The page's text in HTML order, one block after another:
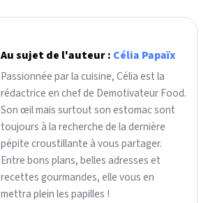
Au sujet de l'auteur : Célia Papaïx
Passionnée par la cuisine, Célia est la
rédactrice en chef de Demotivateur Food.
Son œil mais surtout son estomac sont
toujours à la recherche de la dernière
pépite croustillante à vous partager.
Entre bons plans, belles adresses et
recettes gourmandes, elle vous en
mettra plein les papilles !